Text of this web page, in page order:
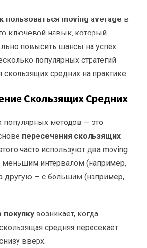
пользоваться moving average в
ключевой навык, который
повысить шансы на успех.
популярных стратегий
скользящих средних на практике.
Скользящих Средних
методов — это
пересечения скользящих
часто используют два moving
меньшим интервалом (например,
другую — с большим (например,
покупку возникает, когда
средняя пересекает
вверх.